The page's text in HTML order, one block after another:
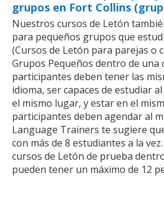
grupos en Fort Collins
Nuestros cursos de Letón
para pequeños grupos que
(Cursos de Letón para parejas o
Grupos Pequeños dentro de una
participantes deben tener las
idioma, ser capaces de estudiar
el mismo lugar, y estar en el
participantes deben agendar al
Language Trainers te sugiere
con más de 8 estudiantes a la
cursos de Letón de prueba
pueden tener un máximo de 12